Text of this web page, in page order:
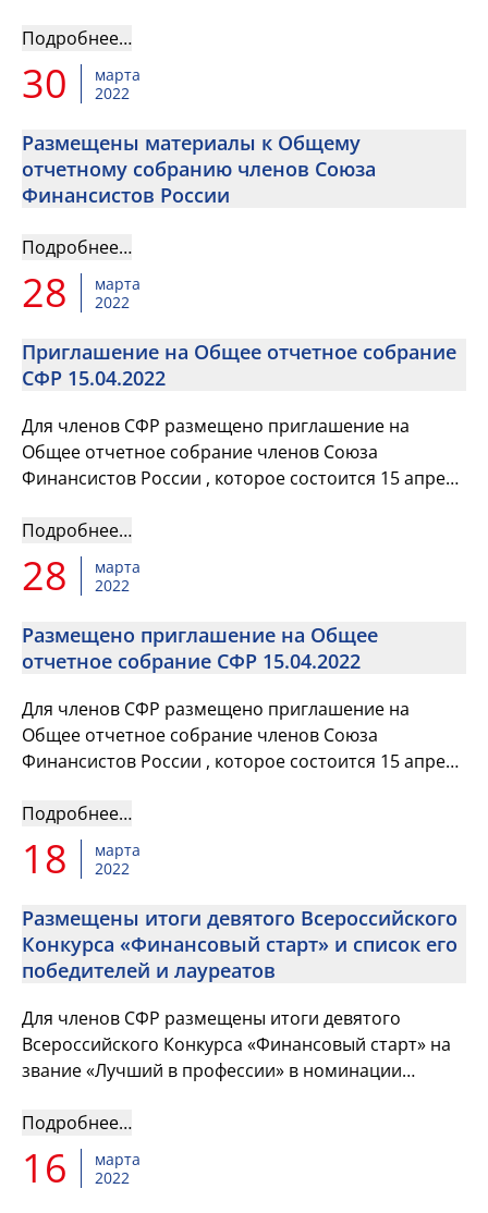
Подробнее…
30
марта
2022
Размещены материалы к Общему
отчетному собранию членов Союза
Финансистов России
Подробнее…
28
марта
2022
Приглашение на Общее отчетное собрание
СФР 15.04.2022
Для членов СФР размещено приглашение на
Общее отчетное собрание членов Союза
Финансистов России , которое состоится 15 апреля
Научно-исследовательском инс...
Подробнее…
28
марта
2022
Размещено приглашение на Общее
отчетное собрание СФР 15.04.2022
Для членов СФР размещено приглашение на
Общее отчетное собрание членов Союза
Финансистов России , которое состоится 15 апреля
Научно-исследовательском инс...
Подробнее…
18
марта
2022
Размещены итоги девятого Всероссийского
Конкурса «Финансовый старт» и список его
победителей и лауреатов
Для членов СФР размещены итоги девятого
Всероссийского Конкурса «Финансовый старт» на
звание «Лучший в профессии» в номинации
победителей и лауреатов. &nbs...
Подробнее…
16
марта
2022